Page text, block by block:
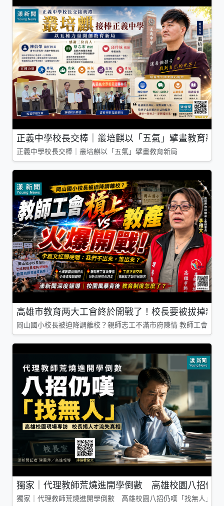
正義中學校長交棒｜叢培麒以「五氣」擘畫教育新局
正義中學校長交棒｜叢培麒以「五氣」擘畫教育新局
高雄市教育两大工會終於開戰了！校長要被拔掉親
岡山國小校長被迫降調離校？親師志工不滿市府陳情 教師工會槓
獨家｜代理教師荒燒進開學倒數 高雄校園八招仍
獨家｜代理教師荒燒進開學倒數 高雄校園八招仍嘆「找無人」